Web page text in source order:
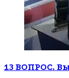
13 ВОПРОС.